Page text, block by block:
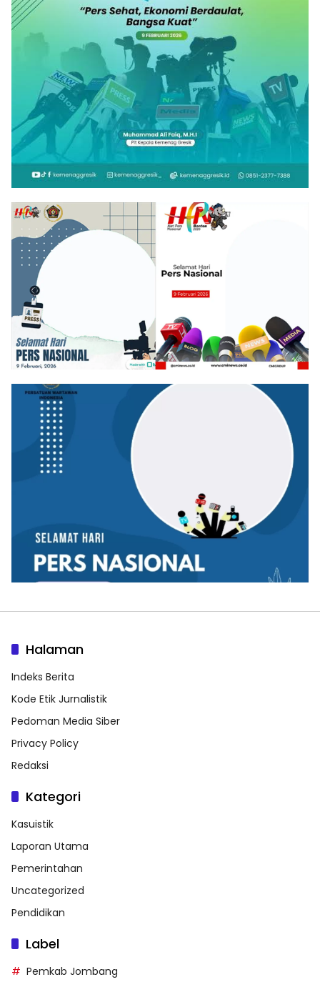
Halaman
Indeks Berita
Kode Etik Jurnalistik
Pedoman Media Siber
Privacy Policy
Redaksi
Kategori
Kasuistik
Laporan Utama
Pemerintahan
Uncategorized
Pendidikan
Label
Pemkab Jombang